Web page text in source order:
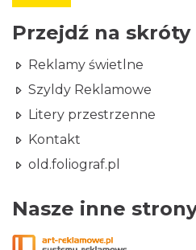
Przejdź na skróty
Reklamy świetlne
Szyldy Reklamowe
Litery przestrzenne
Kontakt
old.foliograf.pl
Nasze inne